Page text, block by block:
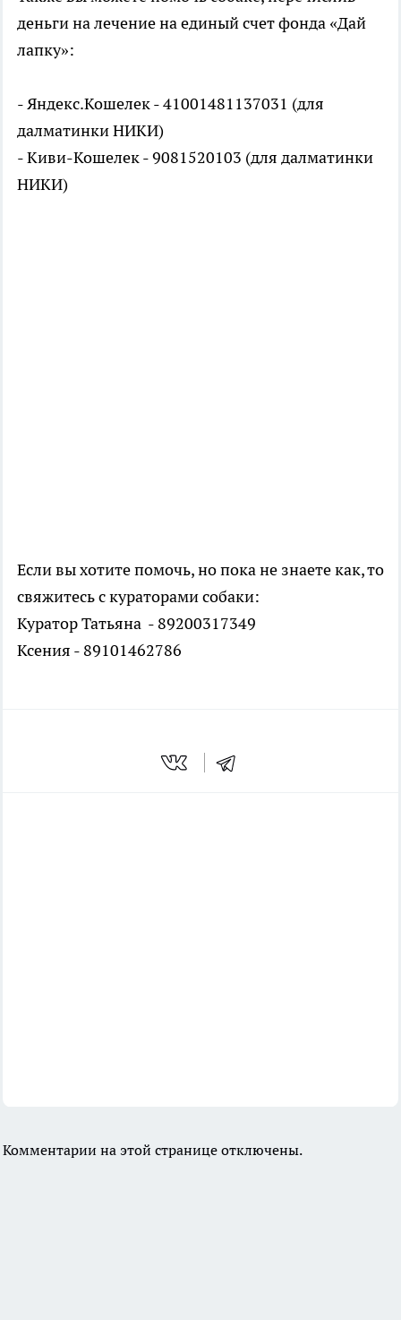
деньги на лечение на единый счет фонда «Дай
лапку»:
- Яндекс.Кошелек - 41001481137031 (для
далматинки НИКИ)
- Киви-Кошелек - 9081520103 (для далматинки
НИКИ)
Если вы хотите помочь, но пока не знаете как, то
свяжитесь с кураторами собаки:
Куратор Татьяна - 89200317349
Ксения - 89101462786
Комментарии на этой странице отключены.